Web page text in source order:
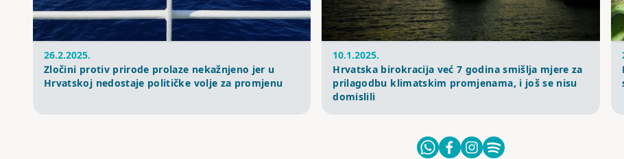
26.2.2025.
Zločini protiv prirode prolaze nekažnjeno jer u
Hrvatskoj nedostaje političke volje za promjenu
10.1.2025.
Hrvatska birokracija već 7 godina smišlja mjere za
prilagodbu klimatskim promjenama, i još se nisu
domislili